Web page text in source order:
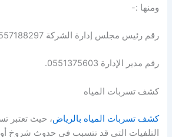
ومنها :-
رقم رئيس مجلس إدارة الشركة 0557188297.
رقم مدير الإدارة 0551375603.
كشف تسربات المياه
كشف تسربات المياه بالرياض، حيث تعتبر
التلفيات التي قد تتسبب في حدوث شروخ